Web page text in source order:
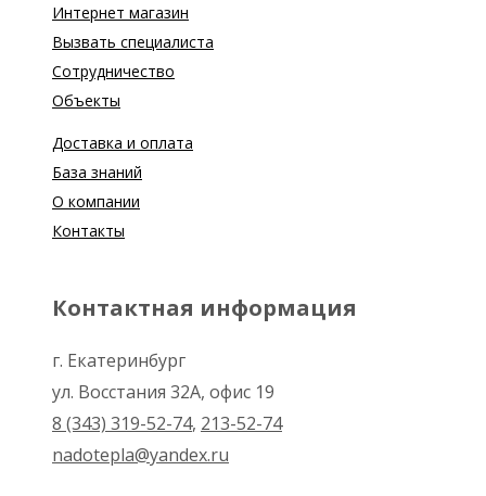
Интернет магазин
Вызвать специалиста
Сотрудничество
Объекты
Доставка и оплата
База знаний
О компании
Контакты
Контактная информация
г. Екатеринбург
ул. Восстания 32А, офис 19
8 (343) 319-52-74, 213-52-74
nadotepla@yandex.ru